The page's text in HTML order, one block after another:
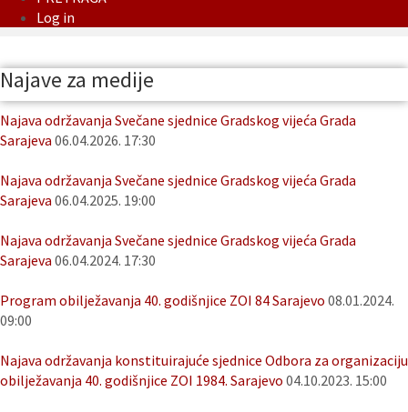
Log in
Najave za medije
Najava održavanja Svečane sjednice Gradskog vijeća Grada
Sarajeva 06.04.2026. 17:30
Najava održavanja Svečane sjednice Gradskog vijeća Grada
Sarajeva 06.04.2025. 19:00
Najava održavanja Svečane sjednice Gradskog vijeća Grada
Sarajeva 06.04.2024. 17:30
Program obilježavanja 40. godišnjice ZOI 84 Sarajevo 08.01.2024.
09:00
Najava održavanja konstituirajuće sjednice Odbora za organizaciju
obilježavanja 40. godišnjice ZOI 1984. Sarajevo 04.10.2023. 15:00